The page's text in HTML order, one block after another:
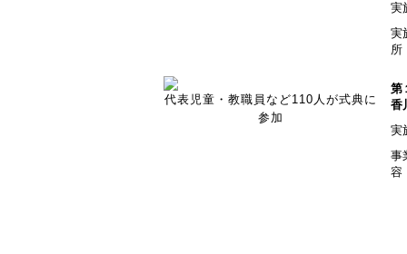
実
実
所
代表児童・教職員など110人が式典に
参加
第
香
実
事
容